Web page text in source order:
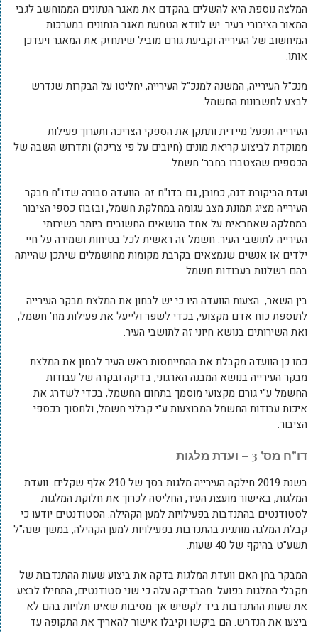
המלצה נוספת היא להשלים בהקדם את מאגר הנתונים הממוחשב לגבי
המאור הציבורי בעיר. יש לוודא הטמעת מאגר הנתונים במערכות
המיחשוב של העירייה וקביעת גורם מוביל שיתחזק את המאגר ויעדכן
אותו.
מנכ"ל העירייה, המשנה למנכ"ל העירייה, יחליטו על הבקרות שנדרש
לבצע לחשבונות החשמל.
העירייה תפעל מיידית ותתקן את הספקי הצריכה ותערוך פעילות
ממוקדת לביצוע קריאת מונים (חיובים על פי צריכה) ותדרוש השבה של
הכספים שהצטברו בחבר' חשמל.
ועדת הביקורת דנה, כמובן, גם בדו"ח זה. הוועדה סבורה שדו"ח מבקר
העירייה מציג תמונת מצב עגומה במחלקת חשמל, ובזבוז כספי הציבור
במחלקה שאחראית על אחד הנושאים החשובים ביותר בשירותי
העירייה לתושבי העיר. חשמל זה ראשית לכל בטיחות ושמירה על חיי
ילדים או אנשים שנמצאים בקרבת מקומות מחושמלים שיתכן שהייתה
בהם רשלנות בעבודות חשמל.
בין השאר, הצעות הוועדה היו כי יש לבחון את המלצת מבקר העירייה
לתוספת כוח אדם מקצועי, בכדי לשפר ולייעל את פעילות מח' חשמל,
ואת השירותים בנושא חיוני זה לתושבי העיר.
כמו כן הוועדה מקבלת את ההתייחסות ראש העיר לבחון את המלצת
מבקר העירייה בנושא המבנה הארגוני, בדיקה ובקרה של עבודות
החשמל ע"י גורם מקצועי מוסמך בתחום החשמל, בכדי לשדרג את
איכות עבודות החשמל המבוצעות ע"י קבלני חשמל, ולחסוך בכספי
הציבור.
דו"ח מס' 3 – ועדת מלגות
בשנת 2019 חילקה העירייה מלגות בסך של 210 אלף שקלים. וועדת
המלגות, באישור מועצת העיר, החליטה לכרוך את חלוקת המלגות
לסטודנטים בהתנדבות בפעילויות למען הקהילה. הסטודנטים יודעו כי
קבלת המלגה מותנית בהתנדבות בפעילויות למען הקהילה, במשך שנה"ל
תשע"ט בהיקף של 40 שעות.
המבקר בחן האם וועדת המלגות בדקה את ביצוע שעות ההתנדבות של
מקבלי המלגות בפועל. מהבדיקה עלה כי שני סטודנטים, התחילו לבצע
את שעות ההתנדבות ביד לקשיש אך מסיבות שאינו תלויות בהם לא
ביצעו את הנדרש. הם ביקשו וקיבלו אישור להאריך את התקופה עד